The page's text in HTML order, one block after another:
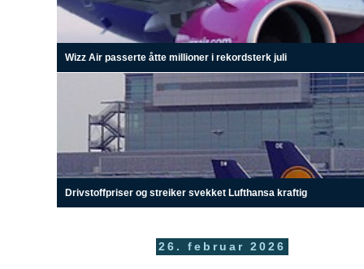
Wizz Air passerte åtte millioner i rekordsterk juli
Drivstoffpriser og streiker svekket Lufthansa kraftig
26. februar 2026